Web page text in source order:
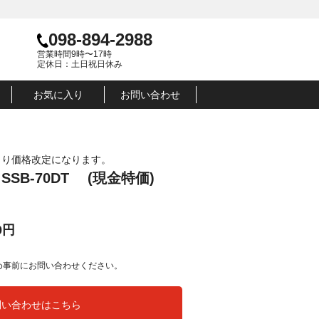
098-894-2988
営業時間9時〜17時
定休日：土日祝日休み
お気に入り お問い合わせ
価格改定になります。
70DT (現金特価)
前にお問い合わせください。
合わせはこちら